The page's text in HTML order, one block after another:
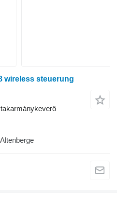
wireless steuerung